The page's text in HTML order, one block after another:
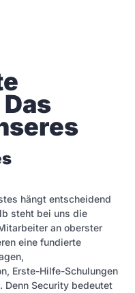
hängt entscheidend
steht bei uns die
an oberster
eine fundierte
Erste-Hilfe-Schulungen
Denn Security bedeutet